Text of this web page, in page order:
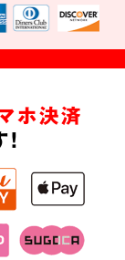
ホ決済
!